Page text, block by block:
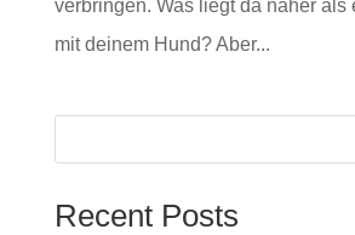
verbringen. Was liegt da näher als
mit deinem Hund? Aber...
Recent Posts